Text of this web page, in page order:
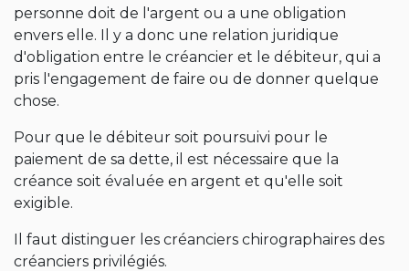
personne doit de l'argent ou a une obligation
envers elle. Il y a donc une relation juridique
d'obligation entre le créancier et le débiteur, qui a
pris l'engagement de faire ou de donner quelque
chose.
Pour que le débiteur soit poursuivi pour le
paiement de sa dette, il est nécessaire que la
créance soit évaluée en argent et qu'elle soit
exigible.
Il faut distinguer les créanciers chirographaires des
créanciers privilégiés.